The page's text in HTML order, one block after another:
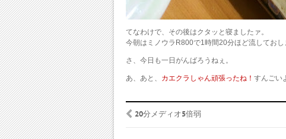
てなわけで、その後はクタッと寝ましたァ。
今朝はミノウラR800で1時間20分ほど流しておし
さ、今日も一日がんばろうねぇ。
あ、あと、 カエクラしゃん頑張ったね！ すんごい
20分メディオ5倍弱